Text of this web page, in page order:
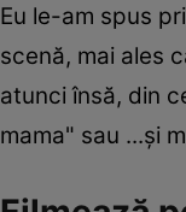
Eu le-am spus
scenă, mai ales
atunci însă, din
mama" sau ...și